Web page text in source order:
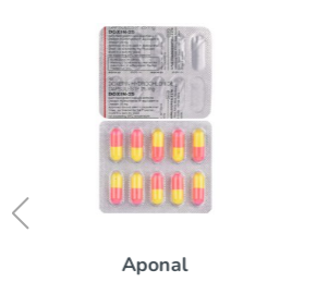
Aponal